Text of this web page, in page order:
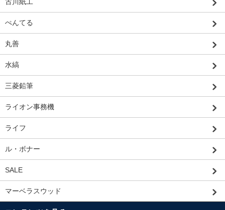
ぺんてる
丸善
水縞
三菱鉛筆
ライオン事務機
ライフ
ル・ボナー
SALE
マーベラスウッド